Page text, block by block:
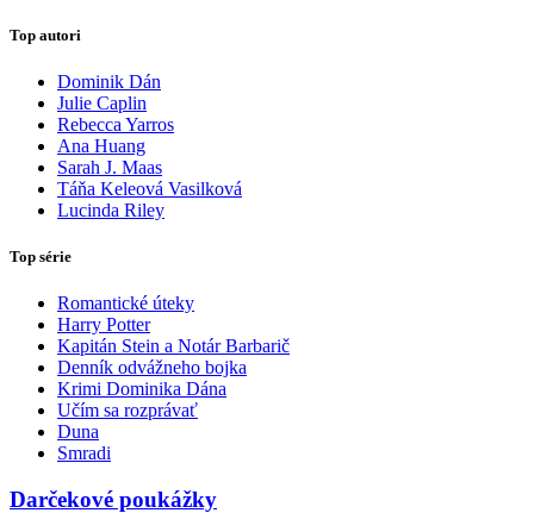
Top autori
Dominik Dán
Julie Caplin
Rebecca Yarros
Ana Huang
Sarah J. Maas
Táňa Keleová Vasilková
Lucinda Riley
Top série
Romantické úteky
Harry Potter
Kapitán Stein a Notár Barbarič
Denník odvážneho bojka
Krimi Dominika Dána
Učím sa rozprávať
Duna
Smradi
Darčekové poukážky